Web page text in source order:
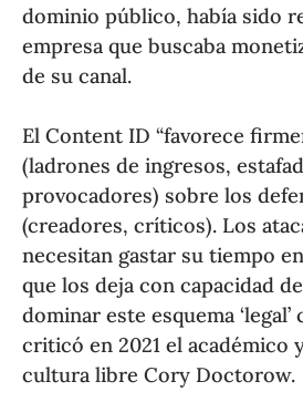
dominio público, había sido
empresa que buscaba
de su canal.
El Content ID “favorece
(ladrones de ingresos,
provocadores) sobre los
(creadores, críticos). Los
necesitan gastar su tiempo
que los deja con capacidad
dominar este esquema
criticó en 2021 el académico
cultura libre Cory Doctorow.